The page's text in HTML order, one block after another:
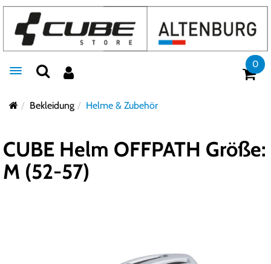
Toggle navigation
0
Bekleidung Helme & Zubehör
CUBE Helm OFFPATH Größe:
M (52-57)